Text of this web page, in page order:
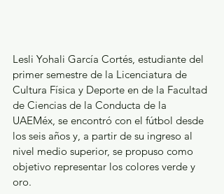
Lesli Yohali García Cortés, estudiante del
primer semestre de la Licenciatura de
Cultura Física y Deporte en de la Facultad
de Ciencias de la Conducta de la
UAEMéx, se encontró con el fútbol desde
los seis años y, a partir de su ingreso al
nivel medio superior, se propuso como
objetivo representar los colores verde y
oro.